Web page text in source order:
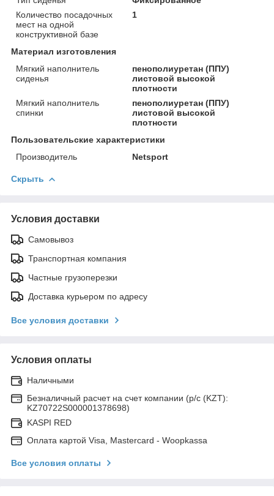
Количество посадочных
мест на одной
конструктивной базе
1
Материал изготовления
Мягкий наполнитель
сиденья
пенополиуретан (ППУ)
листовой высокой
плотности
Мягкий наполнитель
спинки
пенополиуретан (ППУ)
листовой высокой
плотности
Пользовательские характеристики
Производитель
Netsport
Скрыть
Условия доставки
Самовывоз
Транспортная компания
Частные грузоперезки
Доставка курьером по адресу
Все условия доставки
Условия оплаты
Наличными
Безналичный расчет на счет компании (р/с (KZT):
KZ70722S000001378698)
KASPI RED
Оплата картой Visa, Mastercard - Woopkassa
Все условия оплаты